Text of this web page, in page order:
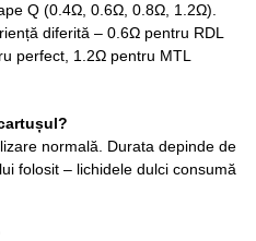
Q (0.4Ω, 0.6Ω, 0.8Ω, 1.2Ω).
diferită – 0.6Ω pentru RDL
perfect, 1.2Ω pentru MTL
normală. Durata depinde de
folosit – lichidele dulci consumă